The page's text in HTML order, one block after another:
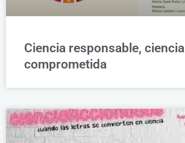
Ciencia responsable, ciencia
comprometida